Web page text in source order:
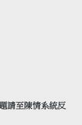
請至陳情系統反